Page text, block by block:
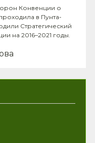
Конвенции о
в Пунта-
Стратегический
на 2016–2021 годы.